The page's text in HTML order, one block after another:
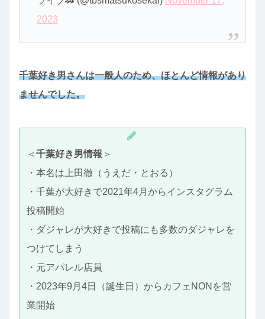
2023
千葉好き男さんは一般人のため、ほとんど情報があり
ませんでした。
＜ 千葉好き男情報 ＞
・本名は上田徹（うえだ・とおる）
・千葉が大好きで2021年4月からインスタグラム
投稿開始
・ダジャレが大好きで投稿にも多数のダジャレを
つけてしまう
・元アパレル店員
・2023年9月4日︎（誕生日）からカフェNONを営
業開始